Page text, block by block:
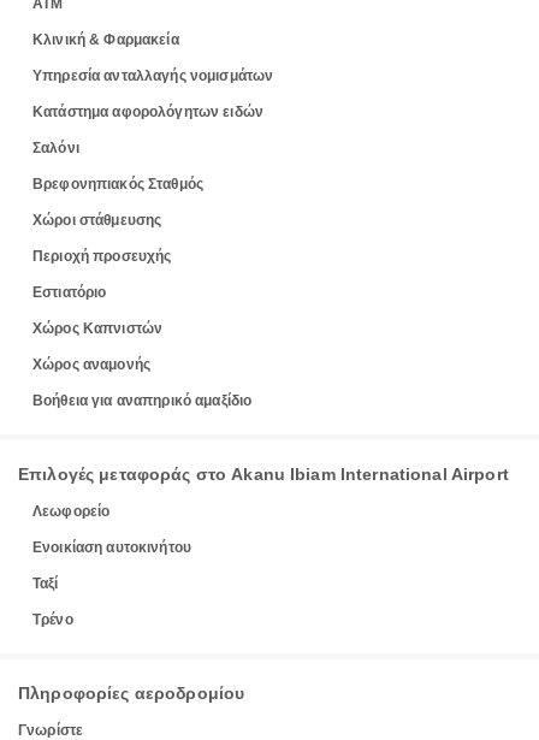
ΑΤΜ
Κλινική & Φαρμακεία
Υπηρεσία ανταλλαγής νομισμάτων
Κατάστημα αφορολόγητων ειδών
Σαλόνι
Βρεφονηπιακός Σταθμός
Χώροι στάθμευσης
Περιοχή προσευχής
Εστιατόριο
Χώρος Καπνιστών
Χώρος αναμονής
Βοήθεια για αναπηρικό αμαξίδιο
Επιλογές μεταφοράς στο Akanu Ibiam International Airport
Λεωφορείο
Ενοικίαση αυτοκινήτου
Ταξί
Τρένο
Πληροφορίες αεροδρομίου
Γνωρίστε